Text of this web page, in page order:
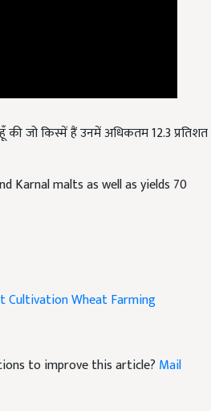
malts as well as yields 70
to improve this article?